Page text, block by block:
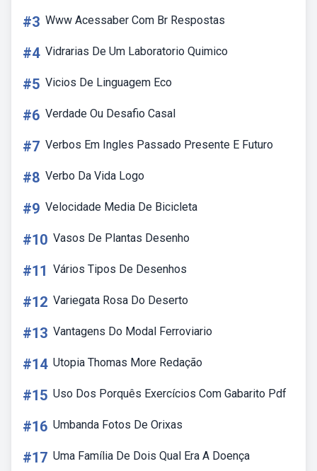
#3 Www Acessaber Com Br Respostas
#4 Vidrarias De Um Laboratorio Quimico
#5 Vicios De Linguagem Eco
#6 Verdade Ou Desafio Casal
#7 Verbos Em Ingles Passado Presente E Futuro
#8 Verbo Da Vida Logo
#9 Velocidade Media De Bicicleta
#10 Vasos De Plantas Desenho
#11 Vários Tipos De Desenhos
#12 Variegata Rosa Do Deserto
#13 Vantagens Do Modal Ferroviario
#14 Utopia Thomas More Redação
#15 Uso Dos Porquês Exercícios Com Gabarito Pdf
#16 Umbanda Fotos De Orixas
#17 Uma Família De Dois Qual Era A Doença